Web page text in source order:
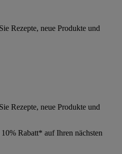
Rezepte, neue Produkte und
Rezepte, neue Produkte und
Rabatt* auf Ihren nächsten